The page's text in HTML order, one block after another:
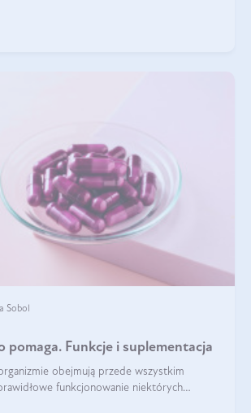
Sobol
pomaga. Funkcje i suplementacja
obejmują przede wszystkim
funkcjonowanie niektórych